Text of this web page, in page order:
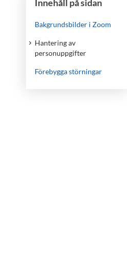
Innehåll på sidan
Bakgrundsbilder i Zoom
Hantering av
personuppgifter
Förebygga störningar